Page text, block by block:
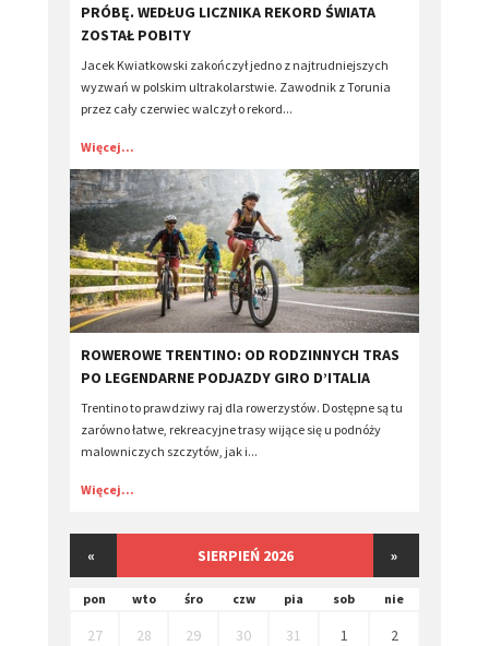
PRÓBĘ. WEDŁUG LICZNIKA REKORD ŚWIATA
ZOSTAŁ POBITY
Jacek Kwiatkowski zakończył jedno z najtrudniejszych
wyzwań w polskim ultrakolarstwie. Zawodnik z Torunia
przez cały czerwiec walczył o rekord...
Więcej...
​ROWEROWE TRENTINO: OD RODZINNYCH TRAS
PO LEGENDARNE PODJAZDY GIRO D’ITALIA
Trentino to prawdziwy raj dla rowerzystów. Dostępne są tu
zarówno łatwe, rekreacyjne trasy wijące się u podnóży
malowniczych szczytów, jak i...
Więcej...
« SIERPIEŃ 2026 »
pon wto śro czw pia sob nie
27 28 29 30 31 1 2